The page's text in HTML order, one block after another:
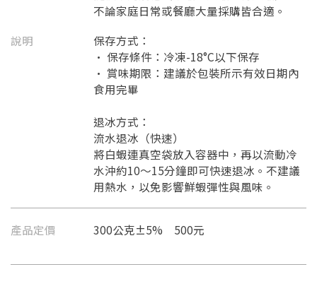
不論家庭日常或餐廳大量採購皆合適。
說明
保存方式：
• 保存條件：冷凍-18°C以下保存
• 賞味期限：建議於包裝所示有效日期內
食用完畢
退冰方式：
流水退冰（快速）
將白蝦連真空袋放入容器中，再以流動冷
水沖約10～15分鐘即可快速退冰。不建議
用熱水，以免影響鮮蝦彈性與風味。
產品定價 300公克±5% 500元